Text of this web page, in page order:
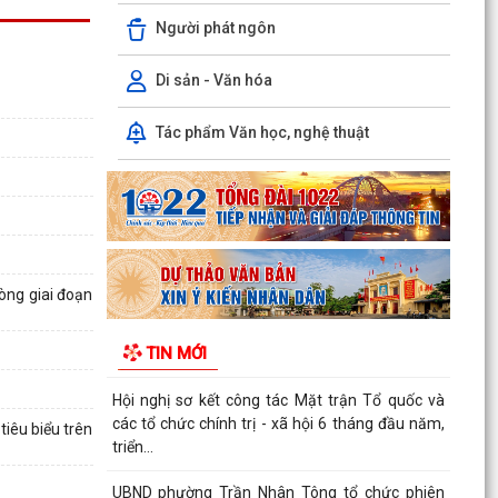
giai đoạn
biểu trên
Người phát ngôn
Di sản - Văn hóa
Tác phẩm Văn học, nghệ thuật
TIN MỚI
Hoàng Gián long trọng tổ chức Lễ công bố Nghị
quyết thành lập Tổ dân phố
Công khai các Quyết định của Ủy ban nhân dân
thành phố về thủ tục hành chính thuộc phạmvi
quản lý...
Đội tuyển U13 Văn Đức đoạt Cúp vô địch giải
bóng đá U13 phường Trần Nhân Tông lần thứ
Nhất, năm 2026
Chương trình làm việc của Thường trực HĐND,
Lãnh đạo UBND phường
Bản tin điện tử cải cách hành chính số 26/2026
Hội nghị sơ kết công tác Mặt trận Tổ quốc và
các tổ chức chính trị - xã hội 6 tháng đầu năm,
triển...
UBND phường Trần Nhân Tông tổ chức phiên